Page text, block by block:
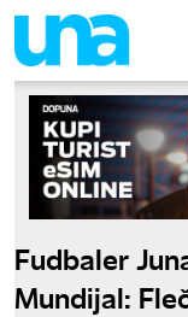
Fudbaler
Mundijal: